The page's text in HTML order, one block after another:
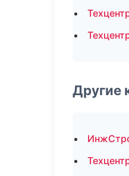
Другие